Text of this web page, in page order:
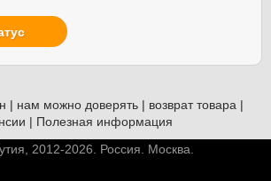
| нам можно доверять | возврат товара |
| Полезная информация
2012-2026. Россия. Москва.